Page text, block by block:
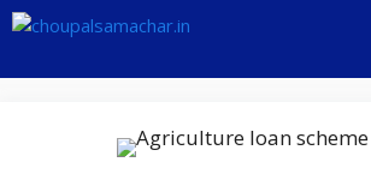
Skip
content